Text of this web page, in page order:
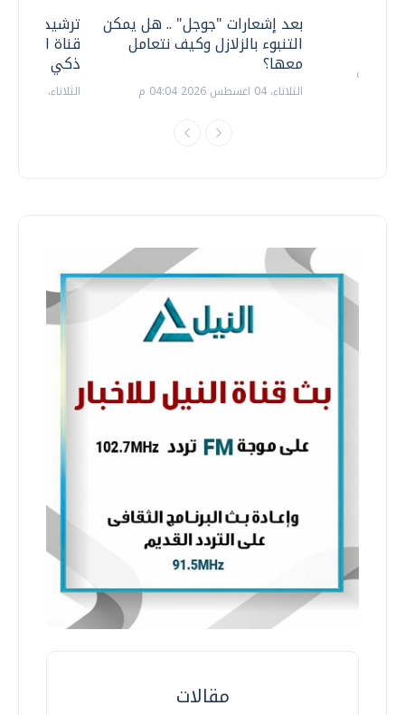
ترشيدا
قناة
ذكي
الثلاثاء، 14 يوليو 2026 06:11 م
بعد إشعارات "جوجل" .. هل يمكن
التنبوء بالزلازل وكيف نتعامل
معها؟
الثلاثاء، 04 اغسطس 2026 04:04 م
مقالات